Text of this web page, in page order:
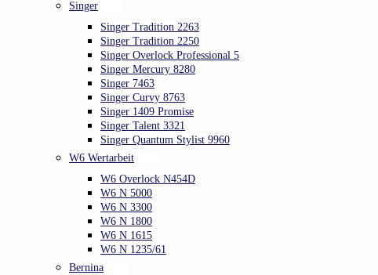
Singer
Singer Tradition 2263
Singer Tradition 2250
Singer Overlock Professional 5
Singer Mercury 8280
Singer 7463
Singer Curvy 8763
Singer 1409 Promise
Singer Talent 3321
Singer Quantum Stylist 9960
W6 Wertarbeit
W6 Overlock N454D
W6 N 5000
W6 N 3300
W6 N 1800
W6 N 1615
W6 N 1235/61
Bernina